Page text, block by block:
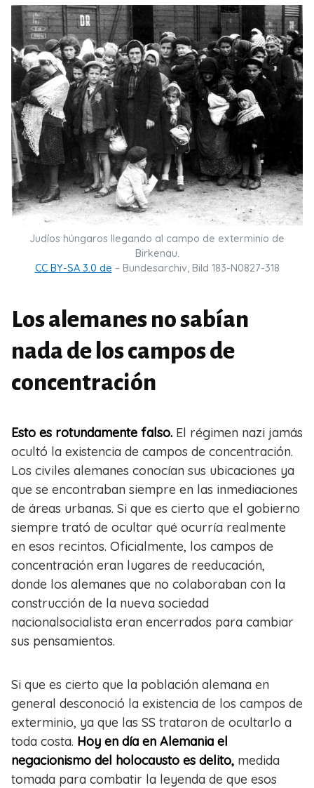
Judíos húngaros llegando al campo de exterminio de
Birkenau.
CC BY-SA 3.0 de – Bundesarchiv, Bild 183-N0827-318
Los alemanes no sabían
nada de los campos de
concentración
Esto es rotundamente falso. El régimen nazi jamás
ocultó la existencia de campos de concentración.
Los civiles alemanes conocían sus ubicaciones ya
que se encontraban siempre en las inmediaciones
de áreas urbanas. Si que es cierto que el gobierno
siempre trató de ocultar qué ocurría realmente
en esos recintos. Oficialmente, los campos de
concentración eran lugares de reeducación,
donde los alemanes que no colaboraban con la
construcción de la nueva sociedad
nacionalsocialista eran encerrados para cambiar
sus pensamientos.
Si que es cierto que la población alemana en
general desconoció la existencia de los campos de
exterminio, ya que las SS trataron de ocultarlo a
toda costa. Hoy en día en Alemania el
negacionismo del holocausto es delito, medida
tomada para combatir la leyenda de que esos